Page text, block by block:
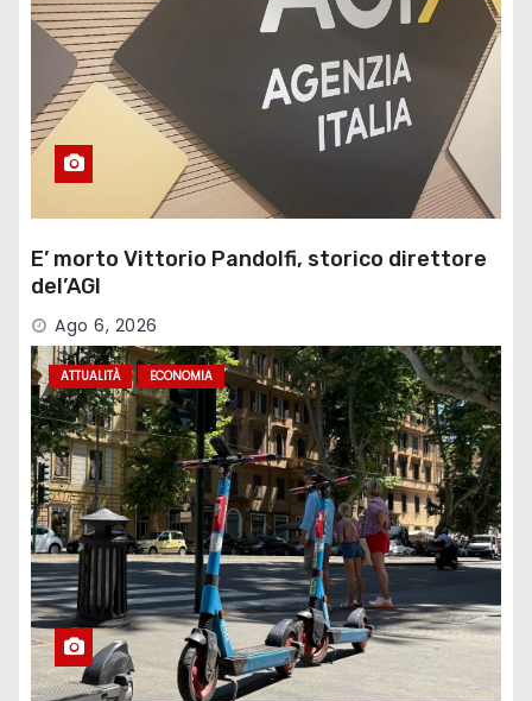
E’ morto Vittorio Pandolfi, storico direttore
del’AGI
Ago 6, 2026
ATTUALITÀ ECONOMIA